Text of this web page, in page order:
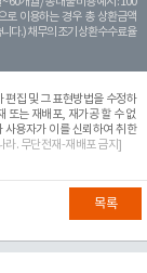
로 이용하는 경우 총 상환금액
다.) 채무의 조기 상환수수료율
편집 및 그 표현방법을 수정하
또는 재배포, 재가공 할 수 없
사용자가 이를 신뢰하여 취한
라. 무단전재-재배포 금지]
목록